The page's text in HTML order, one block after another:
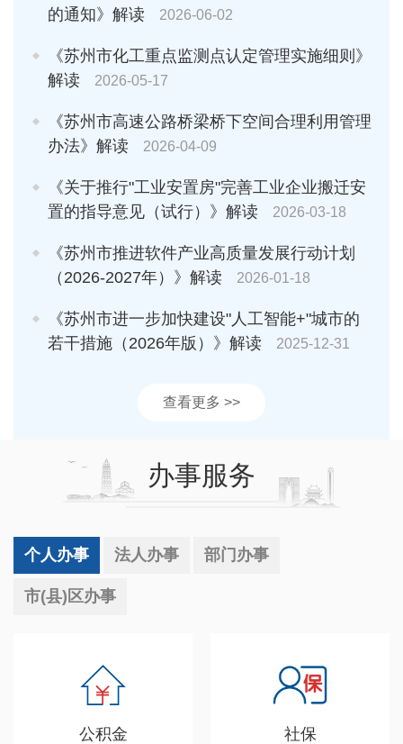
的通知》解读
2026-06-02
《苏州市化工重点监测点认定管理实施细则》
解读
2026-05-17
《苏州市高速公路桥梁桥下空间合理利用管理
办法》解读
2026-04-09
《关于推行"工业安置房"完善工业企业搬迁安
置的指导意见（试行）》解读
2026-03-18
《苏州市推进软件产业高质量发展行动计划
（2026-2027年）》解读
2026-01-18
《苏州市进一步加快建设"人工智能+"城市的
若干措施（2026年版）》解读
2025-12-31
查看更多 >>
办事服务
个人办事 法人办事 部门办事
市(县)区办事
公积金 社保